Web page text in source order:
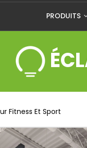
PRODUITS
Fitness Et Sport